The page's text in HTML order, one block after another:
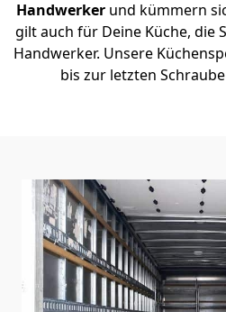
Handwerker und kümmern
gilt auch für Deine Küche, die
Handwerker. Unsere
bis zur letzten